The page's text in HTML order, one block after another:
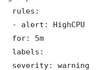
rules:
- alert: HighCPU
for: 5m
labels:
severity: warning